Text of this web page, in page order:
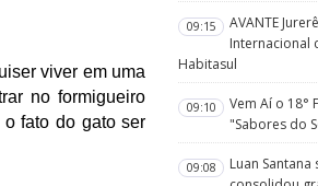
viver em uma
no formigueiro
fato do gato ser
09:15
AVANTE
Internacional
Habitasul
09:10
Vem Aí o 18°
"Sabores do
09:08
Luan